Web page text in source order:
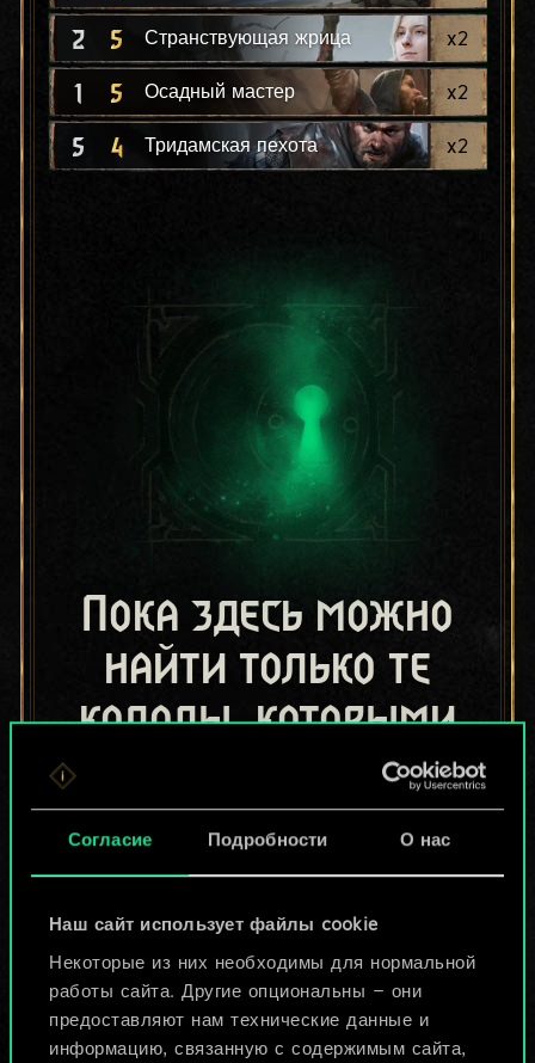
Согласие Подробности О нас
Наш сайт использует файлы cookie
Некоторые из них необходимы для нормальной
работы сайта. Другие опциональны — они
предоставляют нам технические данные и
информацию, связанную с содержимым сайта,
2 5 Странствующая жрица x2
1 5 Осадный мастер x2
5 4 Тридамская пехота x2
Пока здесь можно
найти только те
колоды, которыми
поделились другие
игроки.
Но их может быть
больше!
Назвать колоду и описать её